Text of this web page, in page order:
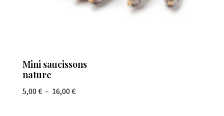
Mini saucissons
nature
5,00 € – 16,00 €Plage